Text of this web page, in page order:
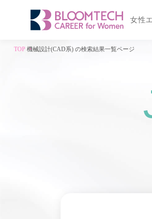
女性
TOP 機械設計(CAD系) の検索結果一覧ページ